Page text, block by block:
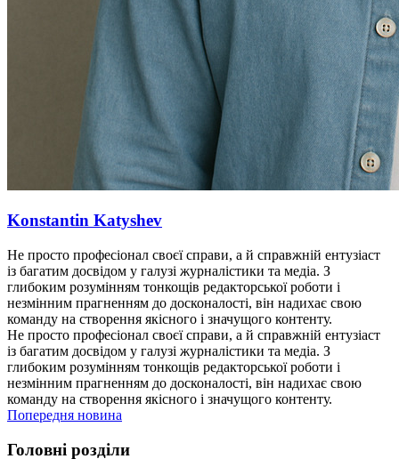
Konstantin Katyshev
Не просто професіонал своєї справи, а й справжній ентузіаст
із багатим досвідом у галузі журналістики та медіа. З
глибоким розумінням тонкощів редакторської роботи і
незмінним прагненням до досконалості, він надихає свою
команду на створення якісного і значущого контенту.
Не просто професіонал своєї справи, а й справжній ентузіаст
із багатим досвідом у галузі журналістики та медіа. З
глибоким розумінням тонкощів редакторської роботи і
незмінним прагненням до досконалості, він надихає свою
команду на створення якісного і значущого контенту.
Попередня новина
Головні розділи